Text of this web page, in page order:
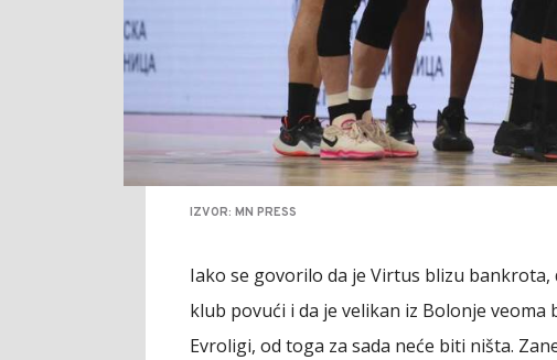
IZVOR: MN PRESS
Iako se govorilo da je Virtus blizu
klub povući i da je velikan iz Bolonje
Evroligi, od toga za sada neće biti ništa.